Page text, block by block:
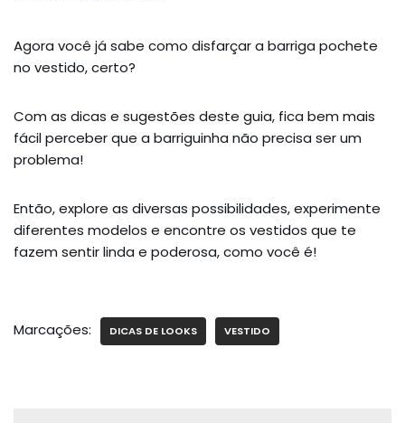
Agora você já sabe como disfarçar a barriga pochete
no vestido, certo?
Com as dicas e sugestões deste guia, fica bem mais
fácil perceber que a barriguinha não precisa ser um
problema!
Então, explore as diversas possibilidades, experimente
diferentes modelos e encontre os vestidos que te
fazem sentir linda e poderosa, como você é!
Marcações: DICAS DE LOOKS VESTIDO